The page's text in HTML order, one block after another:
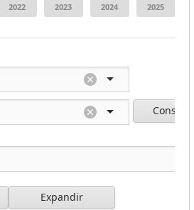
Expandir